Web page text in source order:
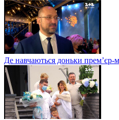
Де навчаються доньки прем’єр-